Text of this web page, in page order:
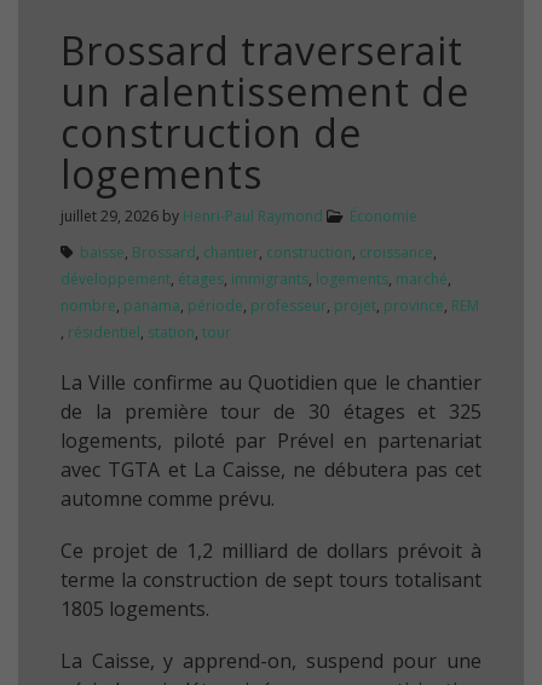
Brossard traverserait
un ralentissement de
construction de
logements
juillet 29, 2026 by Henri-Paul Raymond
Économie
baisse, Brossard, chantier, construction, croissance,
développement, étages, immigrants, logements, marché,
nombre, panama, période, professeur, projet, province, REM
, résidentiel, station, tour
La Ville confirme au Quotidien que le chantier
de la première tour de 30 étages et 325
logements, piloté par Prével en partenariat
avec TGTA et La Caisse, ne débutera pas cet
automne comme prévu.
Ce projet de 1,2 milliard de dollars prévoit à
terme la construction de sept tours totalisant
1805 logements.
La Caisse, y apprend-on, suspend pour une